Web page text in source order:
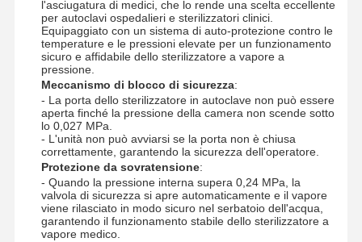
Sterilizzatore dell'ossido di etilene
Sterilizzatori farmaceutici
Disinfettore automatico per lavatrici
Attrezzature CSSD
Attrezzatura di trattamento delle acque
armadio di asciugatura
Attrezzatura di laboratorio
l'asciugatura di medici, che lo rende una scelta eccellente
per autoclavi ospedalieri e sterilizzatori clinici.
Equipaggiato con un sistema di auto-protezione contro le
temperature e le pressioni elevate per un funzionamento
sicuro e affidabile dello sterilizzatore a vapore a
pressione.
Meccanismo di blocco di sicurezza:
- La porta dello sterilizzatore in autoclave non può essere
aperta finché la pressione della camera non scende sotto
lo 0,027 MPa.
- L'unità non può avviarsi se la porta non è chiusa
correttamente, garantendo la sicurezza dell'operatore.
Protezione da sovratensione:
- Quando la pressione interna supera 0,24 MPa, la
valvola di sicurezza si apre automaticamente e il vapore
viene rilasciato in modo sicuro nel serbatoio dell'acqua,
garantendo il funzionamento stabile dello sterilizzatore a
vapore medico.